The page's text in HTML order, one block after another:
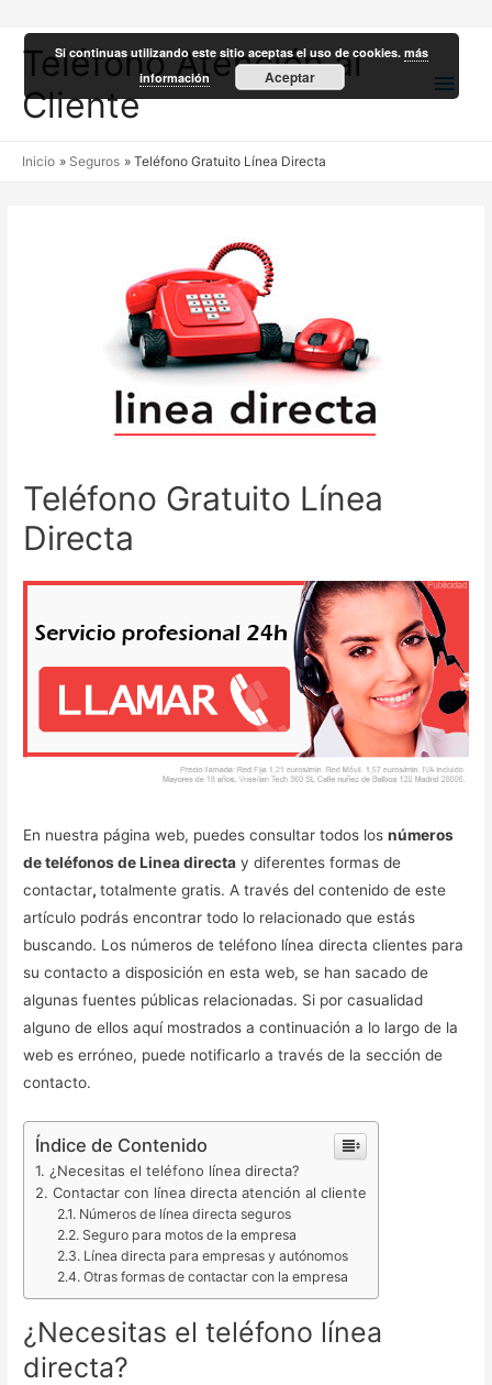
Teléfono Atención al
Cliente
Inicio Seguros Teléfono Gratuito Línea Directa
Teléfono Gratuito Línea
Directa
En nuestra página web, puedes consultar todos losnúmeros
de teléfonos de Linea directa y diferentes formas de
contactar,totalmente gratis. A través del contenido de este
artículo podrás encontrar todo lo relacionado que estás
buscando. Los números de teléfono línea directa clientes para
su contacto a disposición en esta web, se han sacado de
algunas fuentes públicas relacionadas. Si por casualidad
alguno de ellos aquí mostrados a continuación a lo largo de la
web es erróneo, puede notificarlo a través de la sección de
contacto.
Índice de Contenido
¿Necesitas el teléfono línea directa?
Contactar con línea directa atención al cliente
Números de línea directa seguros
Seguro para motos de la empresa
Línea directa para empresas y autónomos
Otras formas de contactar con la empresa
¿Necesitas el teléfono línea
directa?
Si continuas utilizando este sitio aceptas el uso de cookies.más
información
Aceptar